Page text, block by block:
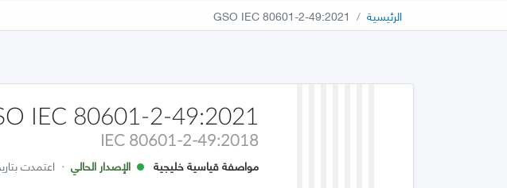
الرئيسية GSO IEC 80601-2-49:2021
IEC 80601-2-49:2021
IEC 80601-2-49:2018
مواصفة قياسية خليجية الإصدار الحالي · اعتمدت